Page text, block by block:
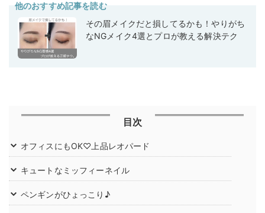
他のおすすめ記事を読む
その眉メイクだと損してるかも！やりがち
なNGメイク4選とプロが教える解決テク
目次
オフィスにもOK♡上品レオパード
キュートなミッフィーネイル
ペンギンがひょっこり♪